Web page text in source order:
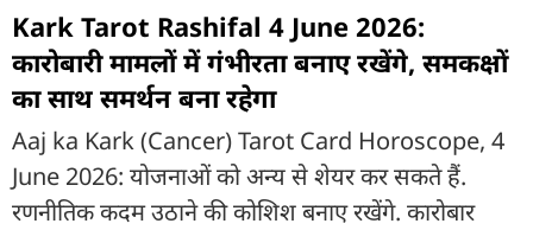
Kark Tarot Rashifal 4 June 2026:
कारोबारी मामलों में गंभीरता बनाए रखेंगे, समकक्षों
का साथ समर्थन बना रहेगा
Aaj ka Kark (Cancer) Tarot Card Horoscope, 4
June 2026: योजनाओं को अन्य से शेयर कर सकते हैं.
रणनीतिक कदम उठाने की कोशिश बनाए रखेंगे. कारोबार